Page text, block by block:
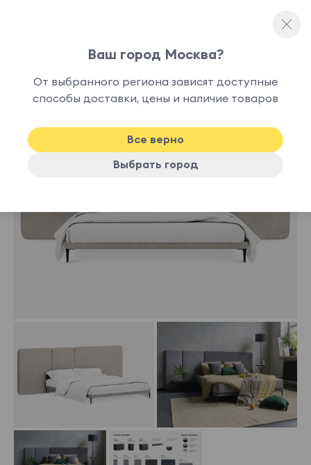
Хит
Ваш город Москва?
От выбранного региона зависят доступные
способы доставки, цены и наличие товаров
Все верно
Выбрать город